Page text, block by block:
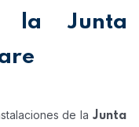
la Junta
de la Junta